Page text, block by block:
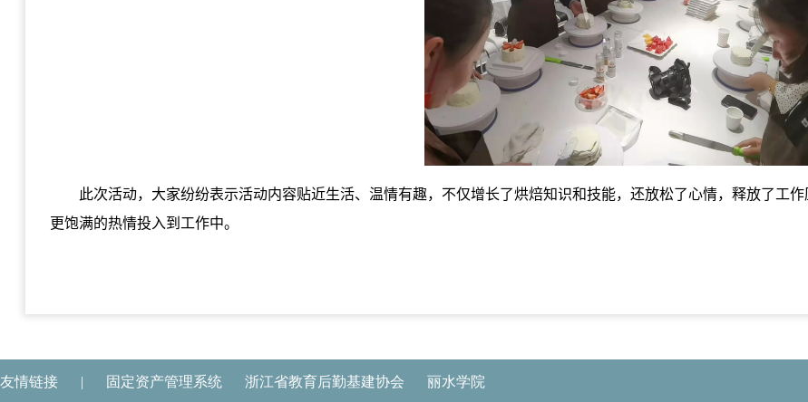
此次活动，大家纷纷表示活动内容贴近生活、温情有趣，不仅增长了烘焙知识和技能，还放松了心情，释放了工
更饱满的热情投入到工作中。
友情链接 | 固定资产管理系统 浙江省教育后勤基建协会 丽水学院